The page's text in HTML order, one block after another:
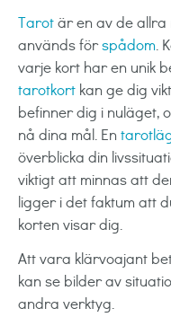
Tarotär en av de allra
används förspådom.
varje kort har en unik
tarotkort kan ge dig
befinner dig i nuläget,
nå dina mål. En
överblicka din
viktigt att minnas att
ligger i det faktum att
korten visar dig.
Att vara klärvoajant
kan se bilder av
andra verktyg.